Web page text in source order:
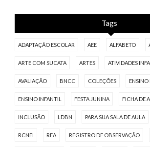
Tags
ADAPTAÇÃO ESCOLAR AEE ALFABETO
ARTE COM SUCATA ARTES ATIVIDADES
AVALIAÇÃO BNCC COLEÇÕES ENSINO
ENSINO INFANTIL FESTA JUNINA FICHA DE
INCLUSÃO LDBN PARA SUA SALA DE AULA
RCNEI REA REGISTRO DE OBSERVAÇÃO